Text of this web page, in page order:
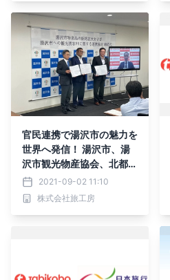
を11月6日（土）に開催
官民連携で湯沢市の魅力を
世界へ発信！ 湯沢市、湯
沢市観光物産協会、北都銀
行と 特産品の販路拡大と
観光誘客に関する連携協定
を締結
2021-09-02 11:10
株式会社旅工房